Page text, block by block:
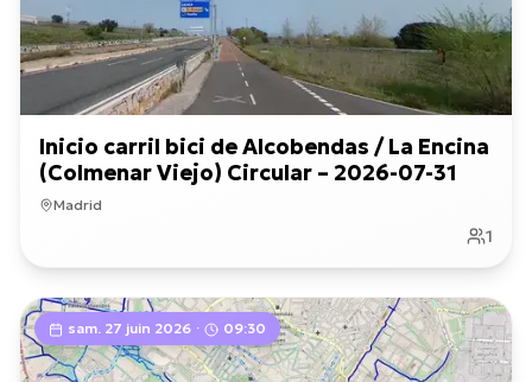
Inicio carril bici de Alcobendas / La Encina
(Colmenar Viejo) Circular – 2026-07-31
Madrid
1
sam. 27 juin 2026 · 09:30